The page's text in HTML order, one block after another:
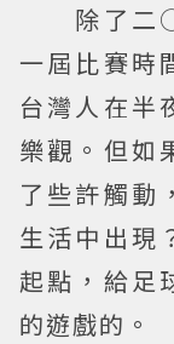
除了二
一屆比賽時
台灣人在半
樂觀。但如
了些許觸動
生活中出現
起點，給足
的遊戲的。